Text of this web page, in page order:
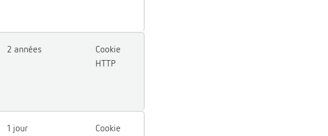
2 années
Cookie
HTTP
1 jour
Cookie